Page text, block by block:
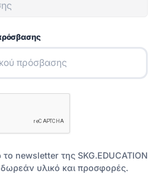
newsletter της SKG.EDUCATION
υλικό και προσφορές.